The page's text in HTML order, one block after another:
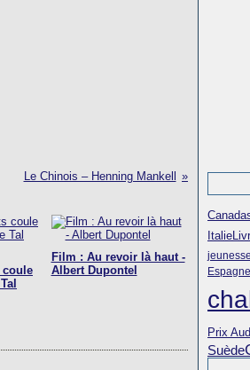
Le Chinois – Henning Mankell
coule
Film : Au revoir là haut -
Albert Dupontel
Canada
Italie
jeunesse
Espagne
Prix
Suède